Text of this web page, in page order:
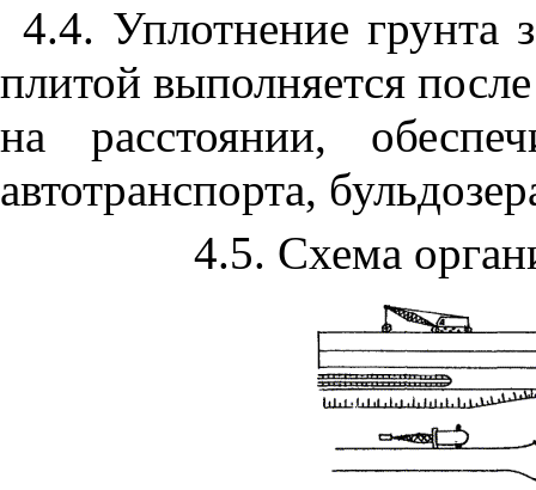
4.4. Уплотнение грунта
плитой выполняется
на расстоянии,
автотранспорта,
4.5. Схема